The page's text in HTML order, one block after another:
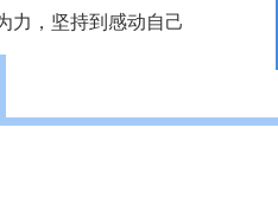
力，坚持到感动自己